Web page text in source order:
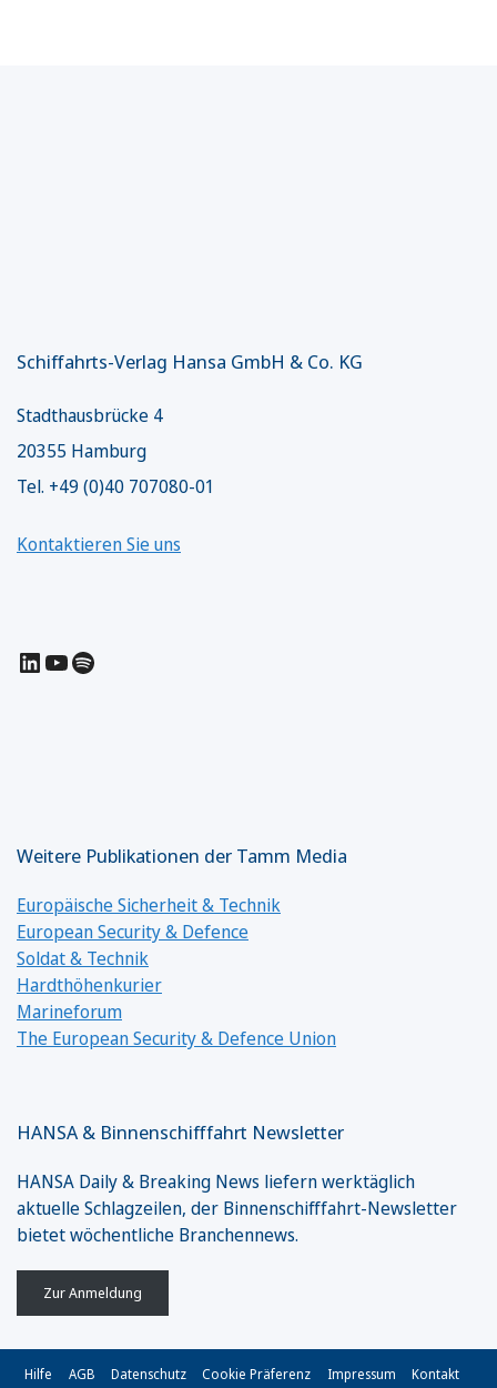
Schiffahrts-Verlag Hansa GmbH & Co. KG
Stadthausbrücke 4
20355 Hamburg
Tel. +49 (0)40 707080-01
Kontaktieren Sie uns
LinkedIn
YouTube
Spotify
Weitere Publikationen der Tamm Media
Europäische Sicherheit & Technik
European Security & Defence
Soldat & Technik
Hardthöhenkurier
Marineforum
The European Security & Defence Union
HANSA & Binnenschifffahrt Newsletter
HANSA Daily & Breaking News liefern werktäglich
aktuelle Schlagzeilen, der Binnenschifffahrt-Newsletter
bietet wöchentliche Branchennews.
Zur Anmeldung
Hilfe AGB Datenschutz Cookie Präferenz Impressum Kontakt